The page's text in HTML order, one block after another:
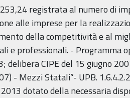
registrata al numero di
alle imprese per la
della competitività e al
e professionali. - Programma
delibera CIPE del 15 giugno
- Mezzi Statali”- UPB.
dotato della necessaria